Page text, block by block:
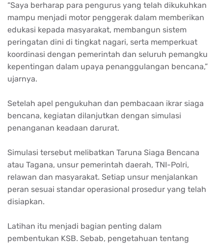
“Saya berharap para pengurus yang telah dikukuhkan
mampu menjadi motor penggerak dalam memberikan
edukasi kepada masyarakat, membangun sistem
peringatan dini di tingkat nagari, serta memperkuat
koordinasi dengan pemerintah dan seluruh pemangku
kepentingan dalam upaya penanggulangan bencana,”
ujarnya.
Setelah apel pengukuhan dan pembacaan ikrar siaga
bencana, kegiatan dilanjutkan dengan simulasi
penanganan keadaan darurat.
Simulasi tersebut melibatkan Taruna Siaga Bencana
atau Tagana, unsur pemerintah daerah, TNI-Polri,
relawan dan masyarakat. Setiap unsur menjalankan
peran sesuai standar operasional prosedur yang telah
disiapkan.
Latihan itu menjadi bagian penting dalam
pembentukan KSB. Sebab, pengetahuan tentang